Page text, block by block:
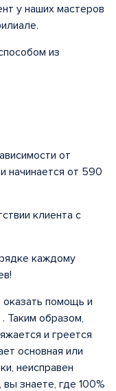
у наших мастеров
из
от
начинается от 590
клиента с
каждому
помощь и
Таким образом,
и греется
основная или
неисправен
знаете, где 100%